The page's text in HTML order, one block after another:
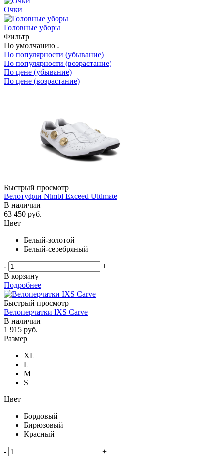
Очки
Головные уборы
Фильтр
По умолчанию
По популярности (убывание)
По популярности (возрастание)
По цене (убывание)
По цене (возрастание)
Быстрый просмотр
Велотуфли Nimbl Exceed Ultimate
В наличии
63 450 руб.
Цвет
Белый-золотой
Белый-серебряный
-
+
В корзину
Подробнее
Быстрый просмотр
Велоперчатки IXS Carve
В наличии
1 915 руб.
Размер
XL
L
M
S
Цвет
Бордовый
Бирюзовый
Красный
-
+